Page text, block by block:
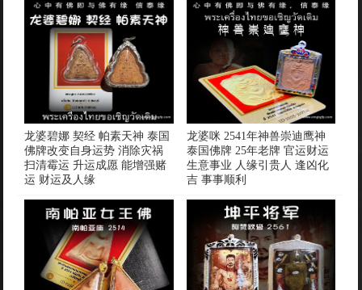
龙婆碧娜 契经 帕素天神 泰国
佛牌改变自身运势 消除灾祸
扫清霉运 升运成愿 能增强赌
运 财运及人缘
龙婆咪 2541年神兽崇迪鹰神
泰国佛牌 25年老牌 官运财运
生意事业 人缘引贵人 逢凶化
吉 事事顺利